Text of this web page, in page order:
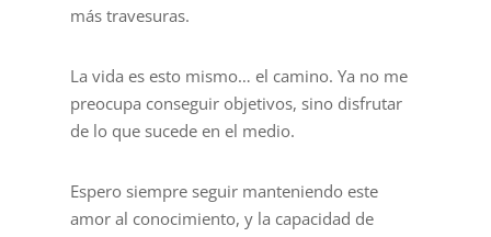
más travesuras.
La vida es esto mismo… el camino. Ya no me
preocupa conseguir objetivos, sino disfrutar
de lo que sucede en el medio.
Espero siempre seguir manteniendo este
amor al conocimiento, y la capacidad de